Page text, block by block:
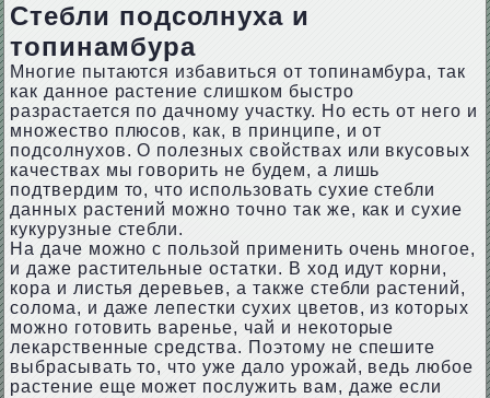
Стебли подсолнуха и
топинамбура
Многие пытаются избавиться от топинамбура, так
как данное растение слишком быстро
разрастается по дачному участку. Но есть от него и
множество плюсов, как, в принципе, и от
подсолнухов. О полезных свойствах или вкусовых
качествах мы говорить не будем, а лишь
подтвердим то, что использовать сухие стебли
данных растений можно точно так же, как и сухие
кукурузные стебли.
На даче можно с пользой применить очень многое,
и даже растительные остатки. В ход идут корни,
кора и листья деревьев, а также стебли растений,
солома, и даже лепестки сухих цветов, из которых
можно готовить варенье, чай и некоторые
лекарственные средства. Поэтому не спешите
выбрасывать то, что уже дало урожай, ведь любое
растение еще может послужить вам, даже если